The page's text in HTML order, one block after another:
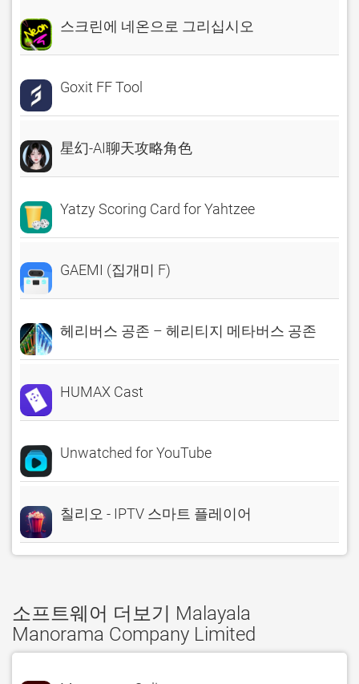
스크린에 네온으로 그리십시오
Goxit FF Tool
星幻-AI聊天攻略角色
Yatzy Scoring Card for Yahtzee
GAEMI (집개미 F)
헤리버스 공존 – 헤리티지 메타버스 공존
HUMAX Cast
Unwatched for YouTube
칠리오 - IPTV 스마트 플레이어
소프트웨어 더보기 Malayala
Manorama Company Limited